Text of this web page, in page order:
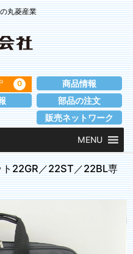
丸菱産業
商品情報
0
部品の注文
販売ネットワーク
MENU
ト22GR／22ST／22BL専